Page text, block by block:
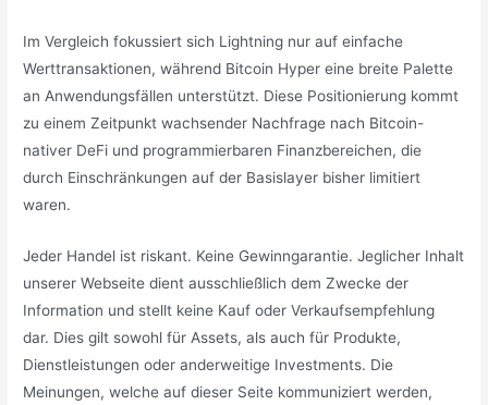
Im Vergleich fokussiert sich Lightning nur auf einfache
Werttransaktionen, während Bitcoin Hyper eine breite Palette
an Anwendungsfällen unterstützt. Diese Positionierung kommt
zu einem Zeitpunkt wachsender Nachfrage nach Bitcoin-
nativer DeFi und programmierbaren Finanzbereichen, die
durch Einschränkungen auf der Basislayer bisher limitiert
waren.
Jeder Handel ist riskant. Keine Gewinngarantie. Jeglicher Inhalt
unserer Webseite dient ausschließlich dem Zwecke der
Information und stellt keine Kauf oder Verkaufsempfehlung
dar. Dies gilt sowohl für Assets, als auch für Produkte,
Dienstleistungen oder anderweitige Investments. Die
Meinungen, welche auf dieser Seite kommuniziert werden,